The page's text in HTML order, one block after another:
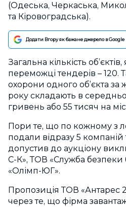
(Одеська, Черкаська,
та Кіровоградська).
Додати Вгору як бажане джерело в Google
Загальна кількість
переможці тендерів –
охорони одного об’єкта за
року складають в
гривень або 55 тисяч на
Пори те, що по кожному з
подали відразу 5
допустив до аукціону
С-К», ТОВ «Служба безпеки
«Олімп-ЮГ».
Пропозиція ТОВ «Антарес
через те, що фірма